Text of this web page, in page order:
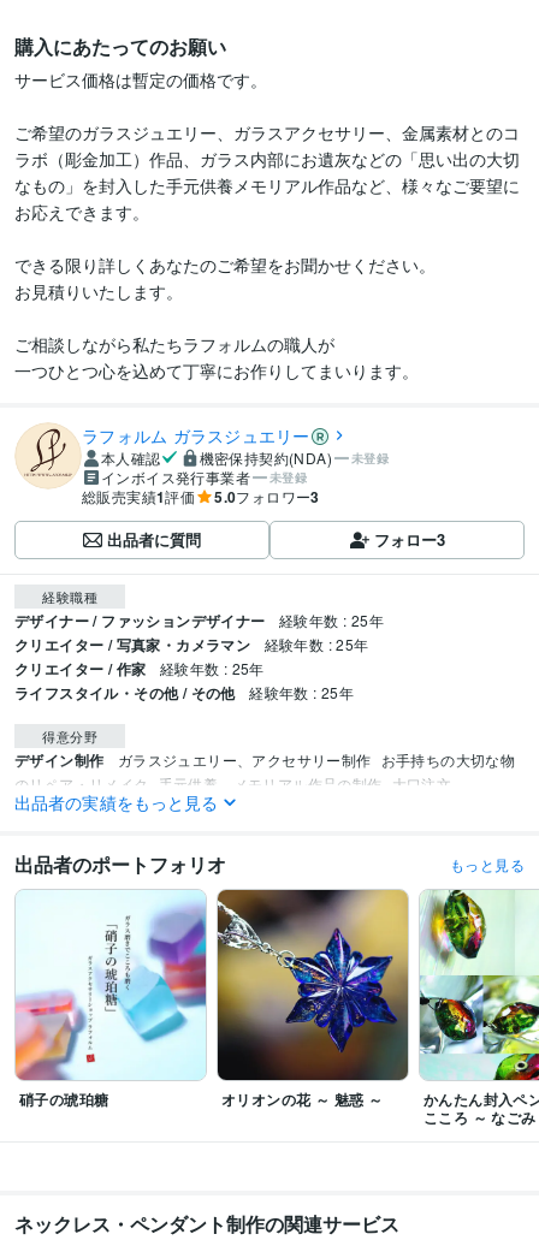
購入にあたってのお願い
サービス価格は暫定の価格です。
ご希望のガラスジュエリー、ガラスアクセサリー、金属素材とのコ
ラボ（彫金加工）作品、ガラス内部にお遺灰などの「思い出の大切
なもの」を封入した手元供養メモリアル作品など、様々なご要望に
お応えできます。
できる限り詳しくあなたのご希望をお聞かせください。
お見積りいたします。
ご相談しながら私たちラフォルムの職人が
一つひとつ心を込めて丁寧にお作りしてまいります。
ラフォルム ガラスジュエリー
本人確認 機密保持契約(NDA) 未登録
インボイス発行事業者 未登録
総販売実績1評価 5.0フォロワー3
出品者に質問 フォロー3
経験職種
デザイナー / ファッションデザイナー 経験年数 : 25年
クリエイター / 写真家・カメラマン 経験年数 : 25年
クリエイター / 作家 経験年数 : 25年
ライフスタイル・その他 / その他 経験年数 : 25年
得意分野
デザイン制作 ガラスジュエリー、アクセサリー制作 お手持ちの大切な物
のリペア・リメイク
手元供養、メモリアル作品の制作 大口注文
ファッション 仕事 ビジネス 装飾品
出品者の実績をもっと見る
出品者のポートフォリオ もっと見る
硝子の琥珀糖 オリオンの花 ～ 魅惑 ～
かんたん封入ペ
こころ ～ なご
ネックレス・ペンダント制作の関連サービス